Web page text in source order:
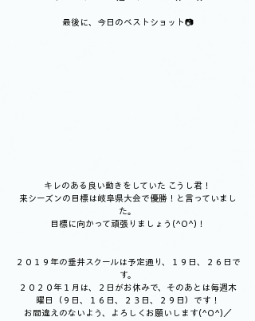
最後に、今日のベストショット📷
キレのある良い動きをしていた こうし君！
来シーズンの目標は岐阜県大会で優勝！と言っていまし
た。
目標に向かって頑張りましょう(^O^)！
２０１９年の垂井スクールは予定通り、１９日、２６日で
す。
２０２０年１月は、２日がお休みで、そのあとは毎週木
曜日（９日、１６日、２３日、２９日）です！
お間違えのないよう、よろしくお願いします(^O^)／